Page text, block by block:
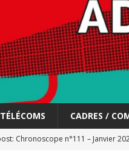
CADRES /
Chronoscope n°111 – Janvier